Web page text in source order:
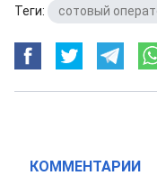
Теги: сотовый
КОММЕНТАРИИ